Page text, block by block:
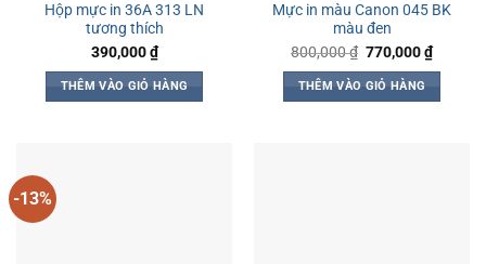
Hộp mực in 36A 313 LN
tương thích
390,000₫
THÊM VÀO GIỎ HÀNG
Mực in màu Canon 045 BK
màu đen
800,000₫ Giá
là:
800,000 ₫.
770,000₫Giá
hiện
THÊM VÀO GIỎ HÀNG
-13%